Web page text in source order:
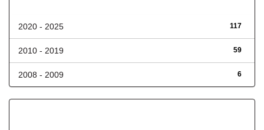
117
2020 - 2025
59
2010 - 2019
6
2008 - 2009